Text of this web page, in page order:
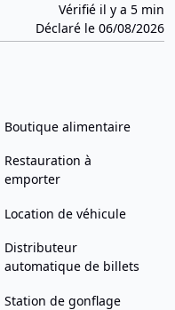
Vérifié il y a 5 min
Déclaré le 06/08/2026
Boutique alimentaire
Restauration à
emporter
Location de véhicule
Distributeur
automatique de billets
Station de gonflage